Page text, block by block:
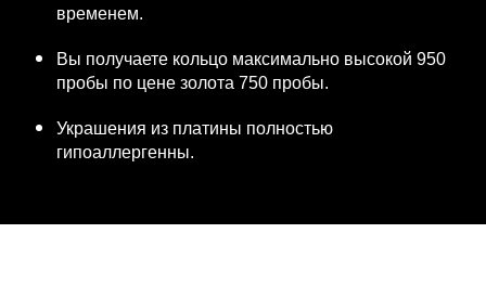
временем.
Вы получаете кольцо максимально высокой 950
пробы по цене золота 750 пробы.
Украшения из платины полностью
гипоаллергенны.